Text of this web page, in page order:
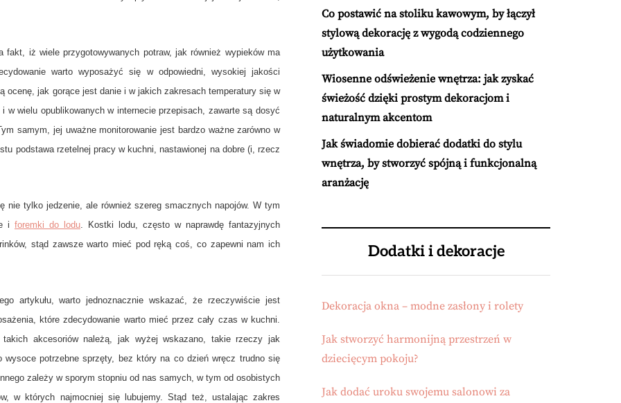
iż wiele przygotowywanych potraw, jak również wypieków ma
warto wyposażyć się w odpowiedni, wysokiej jakości
ocenę, jak gorące jest danie i w jakich zakresach temperatury się w
wielu opublikowanych w internecie przepisach, zawarte są dosyć
samym, jej uważne monitorowanie jest bardzo ważne zarówno w
podstawa rzetelnej pracy w kuchni, nastawionej na dobre (i, rzecz
nie tylko jedzenie, ale również szereg smacznych napojów. W tym
i foremki do lodu . Kostki lodu, często w naprawdę fantazyjnych
stąd zawsze warto mieć pod ręką coś, co zapewni nam ich
artykułu, warto jednoznacznie wskazać, że rzeczywiście jest
które zdecydowanie warto mieć przez cały czas w kuchni.
akcesoriów należą, jak wyżej wskazano, takie rzeczy jak
potrzebne sprzęty, bez który na co dzień wręcz trudno się
zależy w sporym stopniu od nas samych, w tym od osobistych
w których najmocniej się lubujemy. Stąd też, ustalając zakres
Co postawić na stoliku kawowym, by łączył
stylową dekorację z wygodą codziennego
użytkowania
Wiosenne odświeżenie wnętrza: jak zyskać
świeżość dzięki prostym dekoracjom i
naturalnym akcentom
Jak świadomie dobierać dodatki do stylu
wnętrza, by stworzyć spójną i funkcjonalną
aranżację
Dodatki i dekoracje
Dekoracja okna – modne zasłony i rolety
Jak stworzyć harmonijną przestrzeń w
dziecięcym pokoju?
Jak dodać uroku swojemu salonowi za